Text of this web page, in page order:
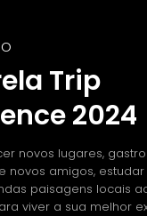
Trip
2024
novos lugares,
novos amigos,
paisagens locais
viver a sua melhor